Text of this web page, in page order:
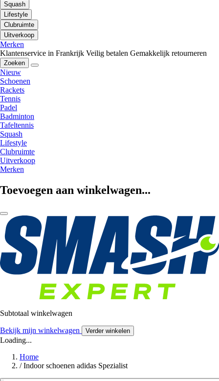
Squash
Lifestyle
Clubruimte
Uitverkoop
Merken
Klantenservice in Frankrijk Veilig betalen Gemakkelijk retourneren
Zoeken
Nieuw
Schoenen
Rackets
Tennis
Padel
Badminton
Tafeltennis
Squash
Lifestyle
Clubruimte
Uitverkoop
Merken
Toevoegen aan winkelwagen...
Subtotaal winkelwagen
Bekijk mijn winkelwagen Verder winkelen
Loading...
Home
/ Indoor schoenen adidas Spezialist